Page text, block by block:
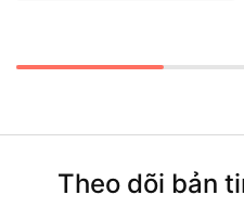
Theo dõi bản